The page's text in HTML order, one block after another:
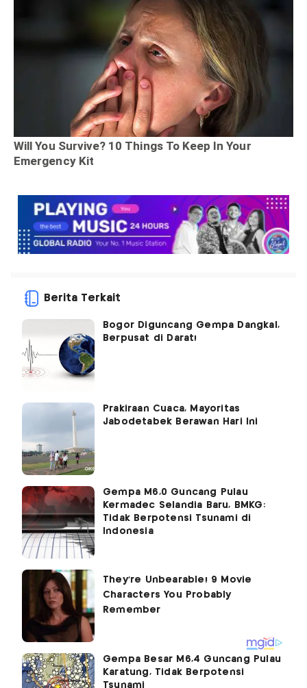
Berita Terkait
Bogor Diguncang Gempa Dangkal,
Berpusat di Darat!
Prakiraan Cuaca, Mayoritas
Jabodetabek Berawan Hari Ini
Gempa M6,0 Guncang Pulau
Kermadec Selandia Baru, BMKG:
Tidak Berpotensi Tsunami di
Indonesia
Gempa Besar M6,4 Guncang Pulau
Karatung, Tidak Berpotensi
Tsunami